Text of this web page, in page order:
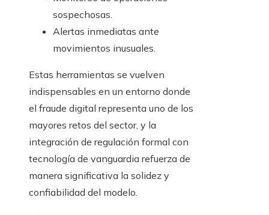
sospechosas.
Alertas inmediatas ante
movimientos inusuales.
Estas herramientas se vuelven
indispensables en un entorno donde
el fraude digital representa uno de los
mayores retos del sector, y la
integración de regulación formal con
tecnología de vanguardia refuerza de
manera significativa la solidez y
confiabilidad del modelo.